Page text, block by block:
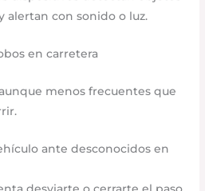
alertan con sonido o luz.
en carretera
menos frecuentes que
ante desconocidos en
desviarte o cerrarte el paso,